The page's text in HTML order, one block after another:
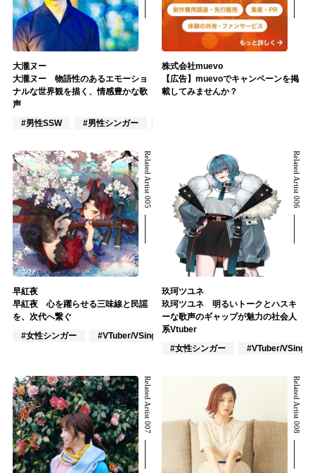
大瀧ヌー
大瀧ヌー 物語性のあるエモーショ
ナルな世界観を描く、情感豊かな歌
声
#男性SSW
#男性シンガー
株式会社muevo
【広告】muevoでキャンペーンを掲
載してみませんか？
Related Artist 005
早紅夜
早紅夜 心を躍らせる三味線と民謡
を、次代へ繋ぐ
#女性シンガー
#VTuber/VSinger #楽器奏者
Related Artist 006
玖珂ツユネ
玖珂ツユネ 明るいトークとハスキ
ーな歌声のギャップが魅力の社会人
系Vtuber
#女性シンガー
#VTuber/VSinger
Related Artist 007 Related Artist 008